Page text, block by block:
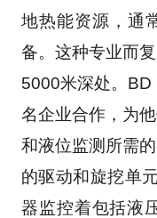
地热能资源，通
备。这种专业而
5000米深处。
名企业合作，为
和液位监测所需
的驱动和旋挖单
器监控着包括液